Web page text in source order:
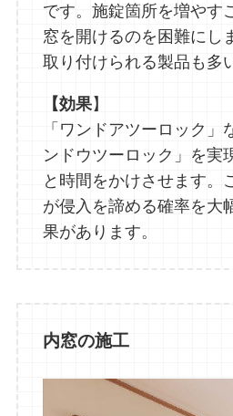
です。施錠箇所を増やす
窓を開けるのを困難にし
取り付けられる製品も多
【効果】
「ワンドアツーロック」
ンドウツーロック」を実
と時間をかけさせます。
が侵入を諦める確率を大
果があります。
内窓の施工